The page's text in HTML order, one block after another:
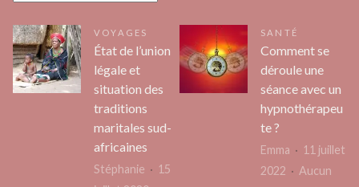
VOYAGES
État de l’union
légale et
situation des
traditions
maritales sud-
africaines
Stéphanie
15
SANTÉ
Comment se
déroule une
séance avec un
hypnothérapeu
te ?
Emma
11 juillet
2022
Aucun